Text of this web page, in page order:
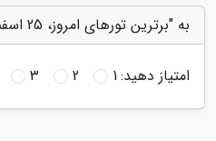
به "برترین تورهای امروز، 25 اسفند 1394" امتیاز دهید
امتیاز دهید:1
2
3